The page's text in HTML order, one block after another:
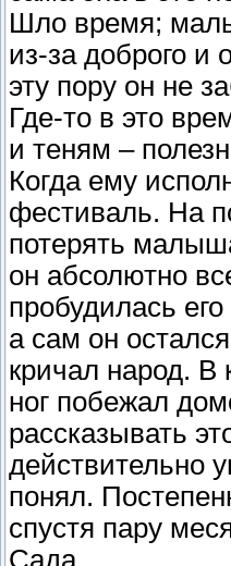
Шло время;
из-за доброго и
эту пору он не
Где-то в это
и теням –
Когда ему
фестиваль. На
потерять
он абсолютно
пробудилась
а сам он
кричал народ. В
ног побежал
рассказывать
действительно
понял.
спустя пару
Сада.